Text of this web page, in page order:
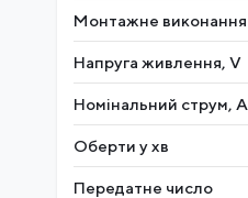
Монтажне виконання
Напруга живлення, V
Номінальний струм, A
Оберти у хв
Передатне число